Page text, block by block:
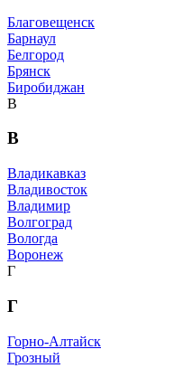
Благовещенск
Барнаул
Белгород
Брянск
Биробиджан
В
В
Владикавказ
Владивосток
Владимир
Волгоград
Вологда
Воронеж
Г
Г
Горно-Алтайск
Грозный